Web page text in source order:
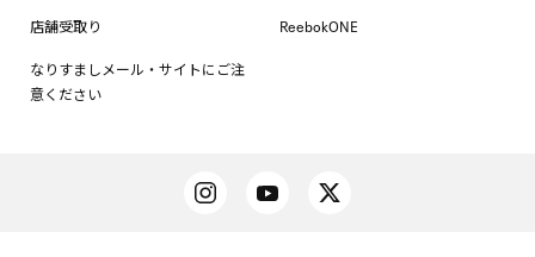
店舗受取り
なりすましメール・サイトにご注
意ください
ReebokONE